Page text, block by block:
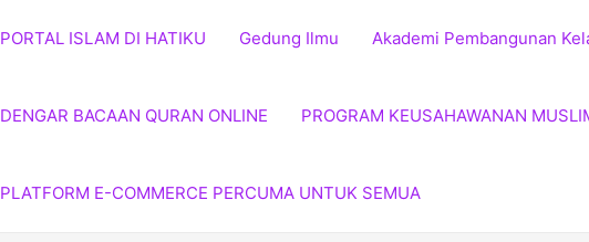
PORTAL ISLAM DI HATIKU Gedung Ilmu Akademi Pembangunan
DENGAR BACAAN QURAN ONLINE PROGRAM KEUSAHAWANAN
PLATFORM E-COMMERCE PERCUMA UNTUK SEMUA